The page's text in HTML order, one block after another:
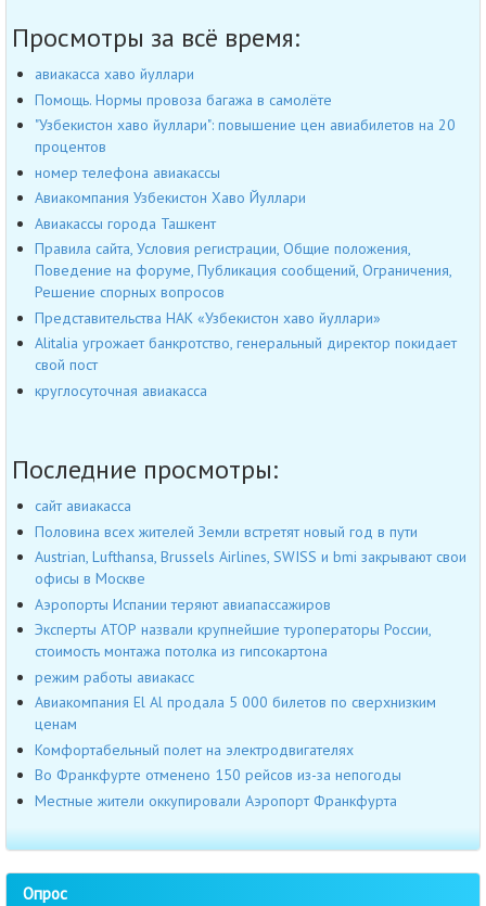
Просмотры за всё время:
авиакасса хаво йуллари
Помощь. Нормы провоза багажа в самолёте
"Узбекистон хаво йуллари": повышение цен авиабилетов на 20
процентов
номер телефона авиакассы
Авиакомпания Узбекистон Хаво Йуллари
Авиакассы города Ташкент
Правила сайта, Условия регистрации, Общие положения,
Поведение на форуме, Публикация сообщений, Ограничения,
Решение спорных вопросов
Представительства НАК «Узбекистон хаво йуллари»
Alitalia угрожает банкротство, генеральный директор покидает
свой пост
круглосуточная авиакасса
Последние просмотры:
сайт авиакасса
Половина всех жителей Земли встретят новый год в пути
Austrian, Lufthansa, Brussels Airlines, SWISS и bmi закрывают свои
офисы в Москве
Аэропорты Испании теряют авиапассажиров
Эксперты АТОР назвали крупнейшие туроператоры России,
стоимость монтажа потолка из гипсокартона
режим работы авиакасс
Авиакомпания El Al продала 5 000 билетов по сверхнизким
ценам
Комфортабельный полет на электродвигателях
Во Франкфурте отменено 150 рейсов из-за непогоды
Местные жители оккупировали Аэропорт Франкфурта
Опрос